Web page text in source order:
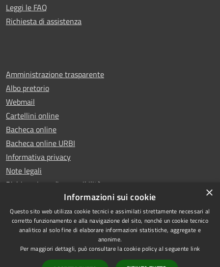
Leggi le FAQ
Richiesta di assistenza
Amministrazione trasparente
Albo pretorio
Webmail
Cartellini online
Bacheca online
Bacheca online URBI
Informativa privacy
Note legali
Dichiarazione di accessibilità
RSS
Accessibilità
Copyright © 2025 Comune di
Ariano Irpino
Powered byMunicipium
×
Informazioni sui cookie
Questo sito web utilizza cookie tecnici e assimilati strettamente necessari al
corretto funzionamento e alla navigazione del sito, nonché un cookie tecnico
analitico al solo fine di elaborare informazioni statistiche, aggregate e
anonime.
Per maggiori dettagli, può consultare la cookie policy al seguente link